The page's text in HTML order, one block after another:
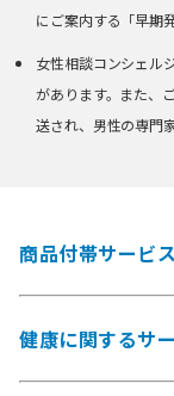
にご案内する「早期
女性相談コンシェル
があります。また、
送され、男性の専門
商品付帯サービス
健康に関するサ